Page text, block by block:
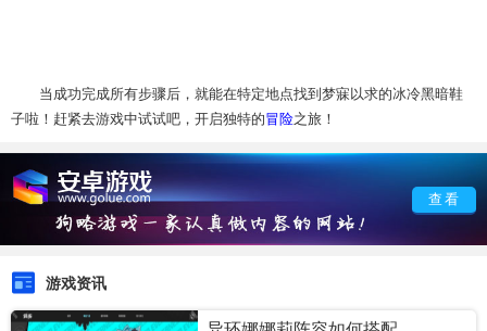
当成功完成所有步骤后，就能在特定地点找到梦寐以求的冰冷黑暗鞋
子啦！赶紧去游戏中试试吧，开启独特的冒险之旅！
查看
游戏资讯